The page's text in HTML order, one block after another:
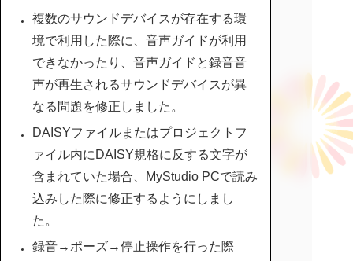
複数のサウンドデバイスが存在する環
境で利用した際に、音声ガイドが利用
できなかったり、音声ガイドと録音音
声が再生されるサウンドデバイスが異
なる問題を修正しました。
DAISYファイルまたはプロジェクトフ
ァイル内にDAISY規格に反する文字が
含まれていた場合、MyStudio PCで読み
込みした際に修正するようにしまし
た。
録音→ポーズ→停止操作を行った際